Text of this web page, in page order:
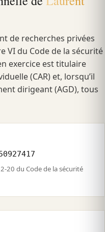
de recherches privées
VI du Code de la sécurité
exercice est titulaire
(CAR) et, lorsqu’il
dirigeant (AGD), tous
20 du Code de la sécurité